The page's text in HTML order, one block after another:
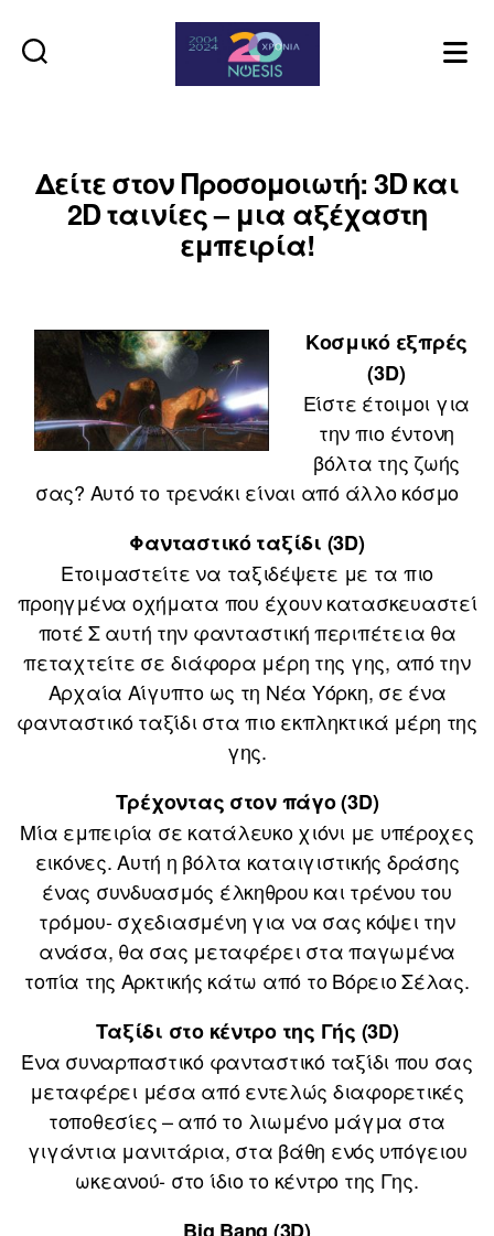
Δείτε στον Προσομοιωτή: 3D και
2D ταινίες – μια αξέχαστη
εμπειρία!
Κοσμικό εξπρές
(3D)
Είστε έτοιμοι για
την πιο έντονη
βόλτα της ζωής
σας? Αυτό το τρενάκι είναι από άλλο κόσμο
Φανταστικό ταξίδι (3D)
Ετοιμαστείτε να ταξιδέψετε με τα πιο
προηγμένα οχήματα που έχουν κατασκευαστεί
ποτέ Σ αυτή την φανταστική περιπέτεια θα
πεταχτείτε σε διάφορα μέρη της γης, από την
Αρχαία Αίγυπτο ως τη Νέα Υόρκη, σε ένα
φανταστικό ταξίδι στα πιο εκπληκτικά μέρη της
γης.
Τρέχοντας στον πάγο (3D)
Μία εμπειρία σε κατάλευκο χιόνι με υπέροχες
εικόνες. Αυτή η βόλτα καταιγιστικής δράσης
ένας συνδυασμός έλκηθρου και τρένου του
τρόμου- σχεδιασμένη για να σας κόψει την
ανάσα, θα σας μεταφέρει στα παγωμένα
τοπία της Αρκτικής κάτω από το Βόρειο Σέλας.
Ταξίδι στο κέντρο της Γής (3D)
Ένα συναρπαστικό φανταστικό ταξίδι που σας
μεταφέρει μέσα από εντελώς διαφορετικές
τοποθεσίες – από το λιωμένο μάγμα στα
γιγάντια μανιτάρια, στα βάθη ενός υπόγειου
ωκεανού- στο ίδιο το κέντρο της Γης.